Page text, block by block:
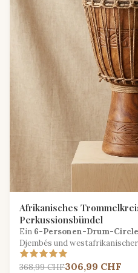
Afrikanisches
Perkussionsbündel
Ein 6-Personen-Drum-
Djembés und
einem Leitfaden zur
368,99 CHF306,99 CHF